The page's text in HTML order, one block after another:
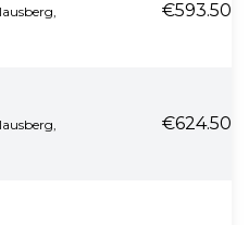
€593.50
€624.50